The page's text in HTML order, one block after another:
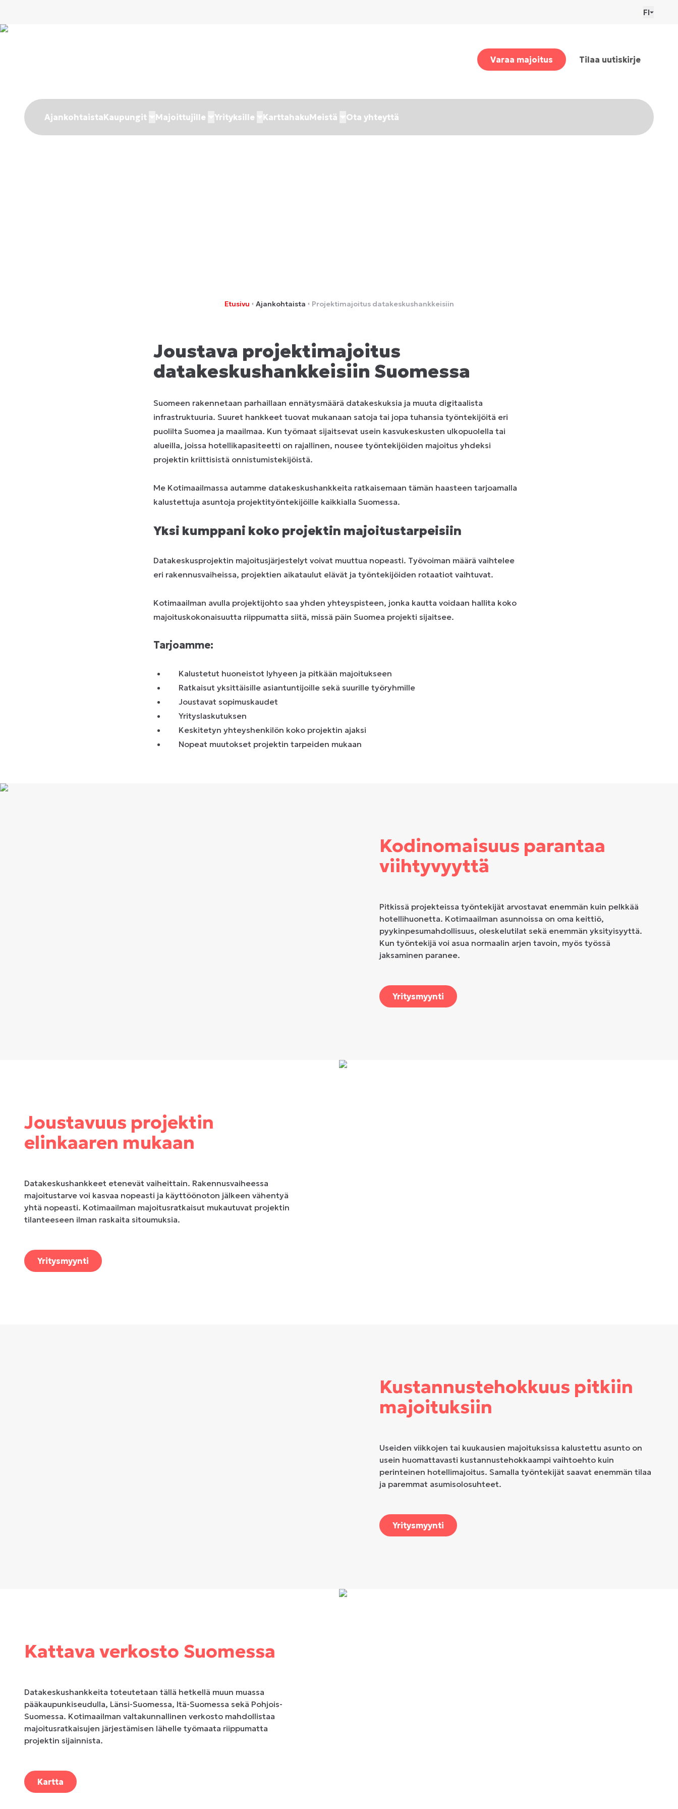
FI
Varaa majoitus Tilaa uutiskirje
AjankohtaistaKaupungit Majoittujille Yrityksille KarttahakuMeistä Ota yhteyttä
Etusivu Ajankohtaista Projektimajoitus datakeskushankkeisiin
Joustava projektimajoitus
datakeskushankkeisiin Suomessa
Suomeen rakennetaan parhaillaan ennätysmäärä datakeskuksia ja muuta digitaalista
infrastruktuuria. Suuret hankkeet tuovat mukanaan satoja tai jopa tuhansia työntekijöitä eri
puolilta Suomea ja maailmaa. Kun työmaat sijaitsevat usein kasvukeskusten ulkopuolella tai
alueilla, joissa hotellikapasiteetti on rajallinen, nousee työntekijöiden majoitus yhdeksi
projektin kriittisistä onnistumistekijöistä.
Me Kotimaailmassa autamme datakeskushankkeita ratkaisemaan tämän haasteen tarjoamalla
kalustettuja asuntoja projektityöntekijöille kaikkialla Suomessa.
Yksi kumppani koko projektin majoitustarpeisiin
Datakeskusprojektin majoitusjärjestelyt voivat muuttua nopeasti. Työvoiman määrä vaihtelee
eri rakennusvaiheissa, projektien aikataulut elävät ja työntekijöiden rotaatiot vaihtuvat.
Kotimaailman avulla projektijohto saa yhden yhteyspisteen, jonka kautta voidaan hallita koko
majoituskokonaisuutta riippumatta siitä, missä päin Suomea projekti sijaitsee.
Tarjoamme:
Kalustetut huoneistot lyhyeen ja pitkään majoitukseen
Ratkaisut yksittäisille asiantuntijoille sekä suurille työryhmille
Joustavat sopimuskaudet
Yrityslaskutuksen
Keskitetyn yhteyshenkilön koko projektin ajaksi
Nopeat muutokset projektin tarpeiden mukaan
Kodinomaisuus parantaa
viihtyvyyttä
Pitkissä projekteissa työntekijät arvostavat enemmän kuin pelkkää
hotellihuonetta. Kotimaailman asunnoissa on oma keittiö,
pyykinpesumahdollisuus, oleskelutilat sekä enemmän yksityisyyttä.
Kun työntekijä voi asua normaalin arjen tavoin, myös työssä
jaksaminen paranee.
Yritysmyynti
Joustavuus projektin
elinkaaren mukaan
Datakeskushankkeet etenevät vaiheittain. Rakennusvaiheessa
majoitustarve voi kasvaa nopeasti ja käyttöönoton jälkeen vähentyä
yhtä nopeasti. Kotimaailman majoitusratkaisut mukautuvat projektin
tilanteeseen ilman raskaita sitoumuksia.
Yritysmyynti
Kustannustehokkuus pitkiin
majoituksiin
Useiden viikkojen tai kuukausien majoituksissa kalustettu asunto on
usein huomattavasti kustannustehokkaampi vaihtoehto kuin
perinteinen hotellimajoitus. Samalla työntekijät saavat enemmän tilaa
ja paremmat asumisolosuhteet.
Yritysmyynti
Kattava verkosto Suomessa
Datakeskushankkeita toteutetaan tällä hetkellä muun muassa
pääkaupunkiseudulla, Länsi-Suomessa, Itä-Suomessa sekä Pohjois-
Suomessa. Kotimaailman valtakunnallinen verkosto mahdollistaa
majoitusratkaisujen järjestämisen lähelle työmaata riippumatta
projektin sijainnista.
Kartta